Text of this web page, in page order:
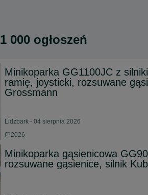
1 000 ogłoszeń
Minikoparka GG1100JC z
ramię, joysticki, rozsuwane
Grossmann
Lidzbark - 04 sierpnia 2026
2026
Minikoparka gąsienicowa
rozsuwane gąsienice, silnik